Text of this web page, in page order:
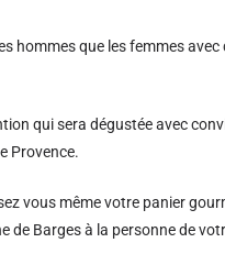
hommes que les femmes
qui sera dégustée avec
Provence.
vous même votre panier
de Barges à la personne de